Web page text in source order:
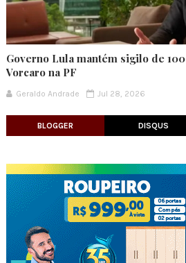
Governo Lula mantém sigilo de
Vorcaro na PF
Geraldo Andrade Jul 28, 2026
BLOGGER DISQUS